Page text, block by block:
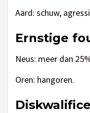
Aard: schuw,
Ernstige
Neus: meer dan
Oren: hangoren.